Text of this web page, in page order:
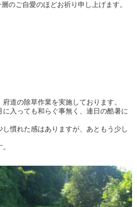
のご自愛のほどお祈り申し上げます。
道の除草作業を実施しております。
に入っても和らぐ事無く、連日の酷暑に
慣れた感はありますが、あともう少し